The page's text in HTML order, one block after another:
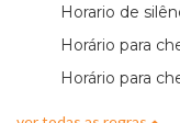
Horario de
Horário para
Horário para